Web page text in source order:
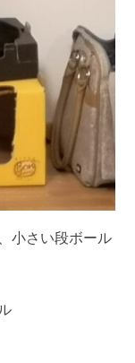
小さい段ボール